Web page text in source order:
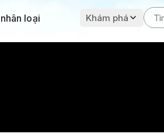
loại Khám phá